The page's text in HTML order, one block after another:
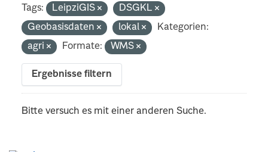
Tags: LeipziGIS
DSGKL
Geobasisdaten
lokal
Kategorien:
agri
Formate: WMS
Ergebnisse filtern
Bitte versuch es mit einer anderen Suche.